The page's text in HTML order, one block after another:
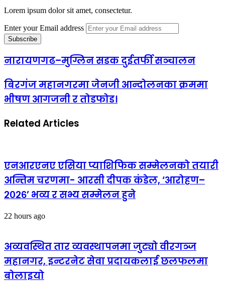
Lorem ipsum dolor sit amet, consectetur.
Enter your Email address
नारायणगढ–मुग्लिन सडक दुईतर्फी सञ्चालन
बिरगंज महानगरमा जेनजी आन्दोलनका क्रममा
भीषण आगजनी र तोडफोड।
Related Articles
एनआरएनए एसिया प्याशिफिक सम्मेलनको तयारी
अन्तिम चरणमा- आरसी दीपक कंडेल, ‘आरोहण–
२०२६’ भव्य र सभ्य सम्मेलन हुने
22 hours ago
अव्यवस्थित तार व्यवस्थापनमा जुट्यो वीरगञ्ज
महानगर, इन्टरनेट सेवा प्रदायकलाई छलफलमा
बोलाइयो